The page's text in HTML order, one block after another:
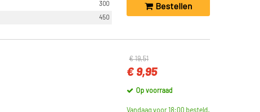
300
450
Bestellen
€ 19,51
€ 9,95
Op voorraad
Vandaag voor 18:00 besteld,